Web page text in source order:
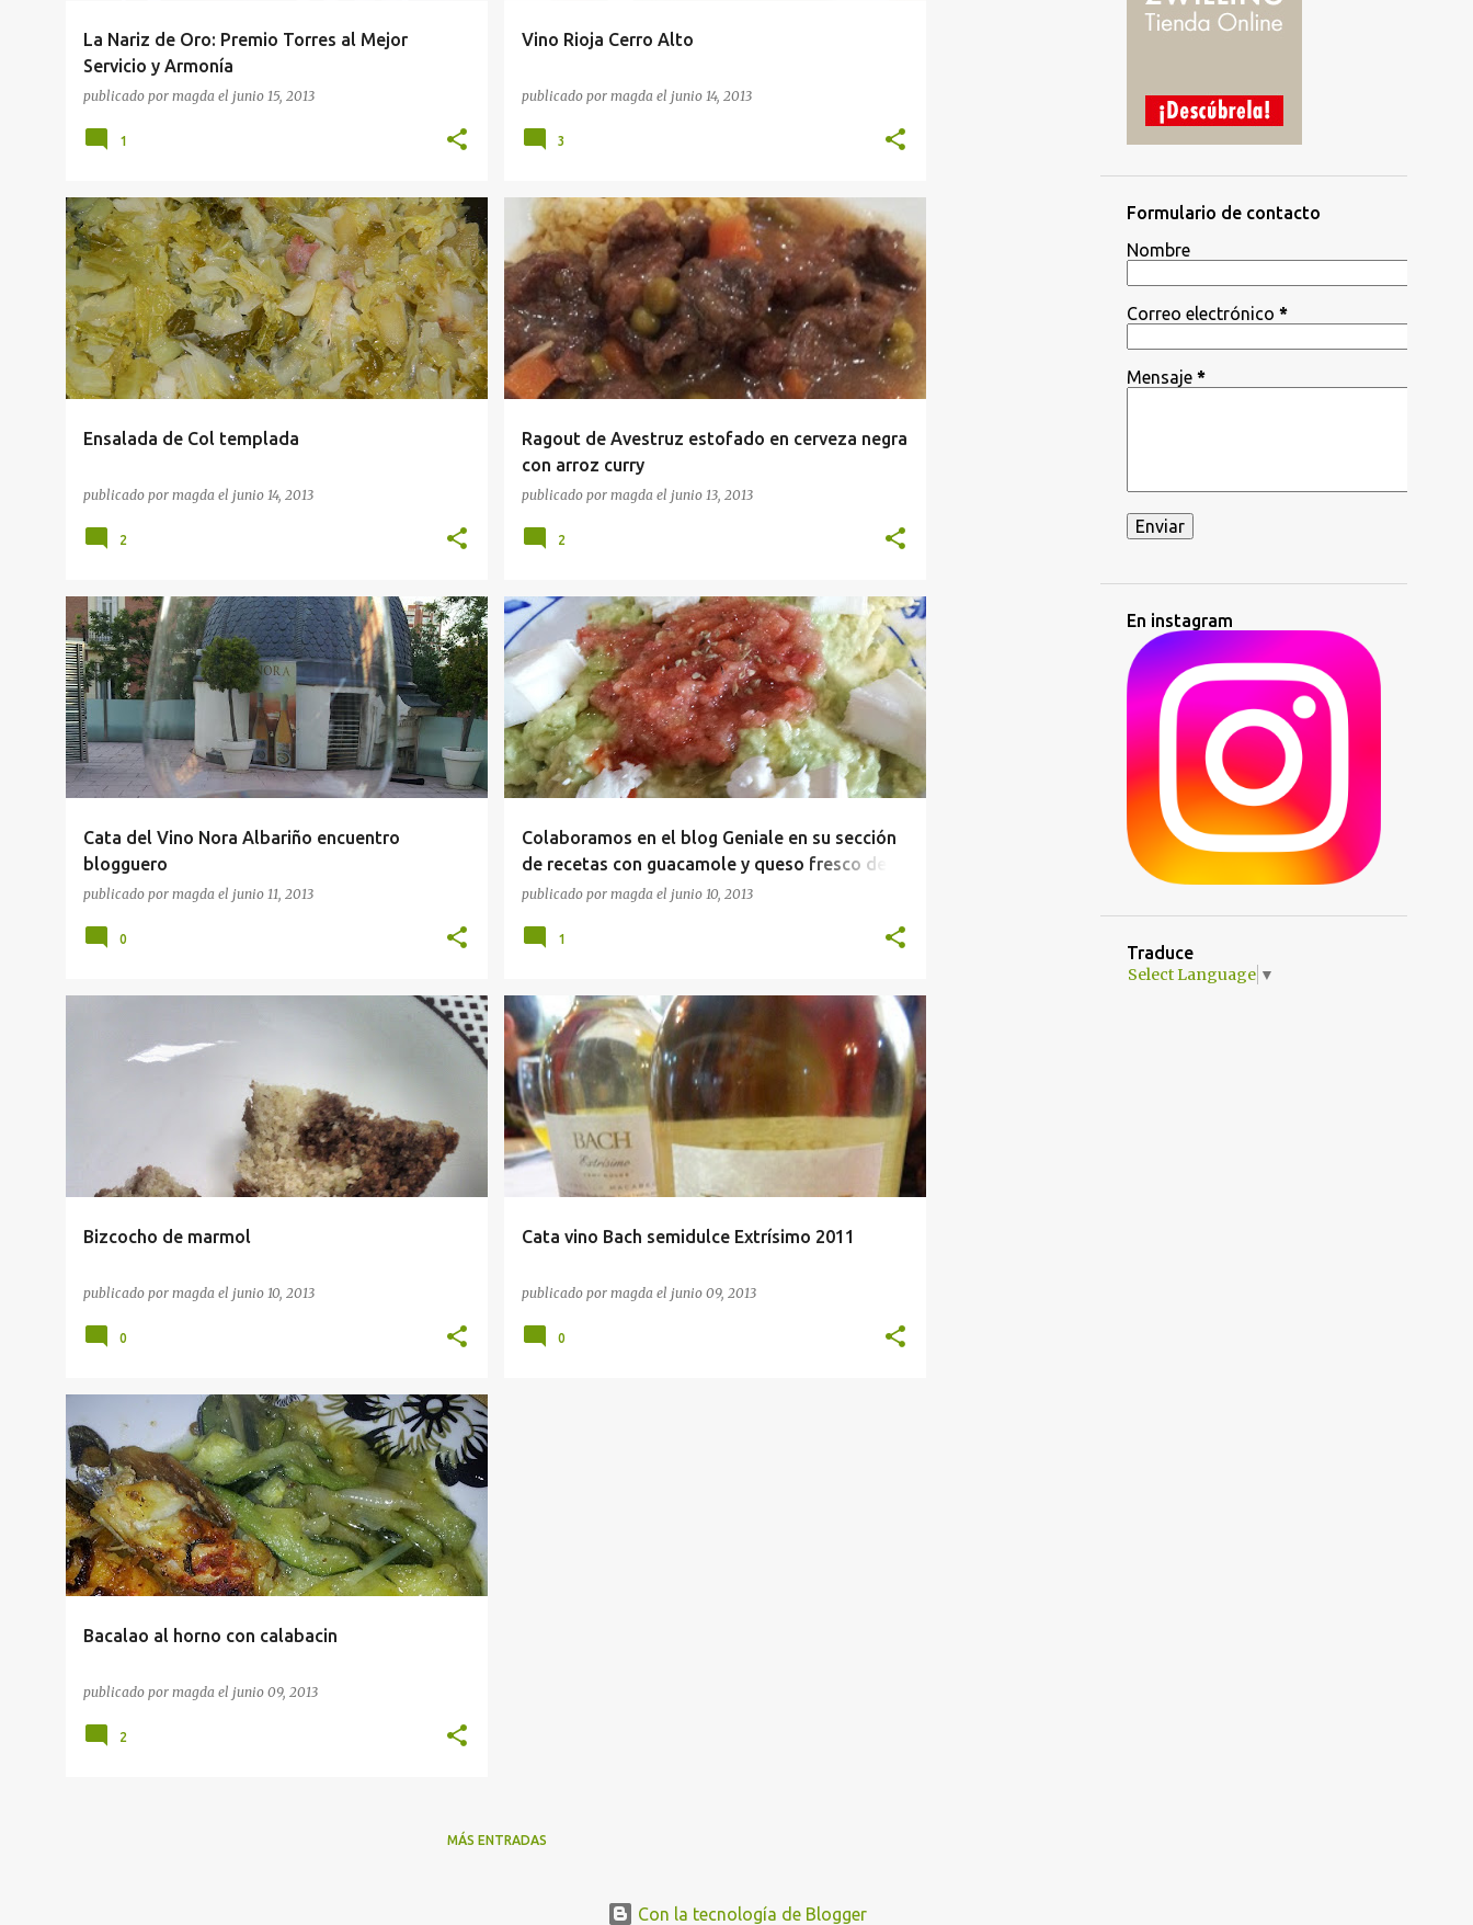
La Nariz de Oro: Premio Torres al Mejor
Servicio y Armonía
publicado por magda el junio 15, 2013
1
Vino Rioja Cerro Alto
publicado por magda el junio 14, 2013
3
Ensalada de Col templada
publicado por magda el junio 14, 2013
ENSALADAS PRIMER PLATO RECETAS
2
Ragout de Avestruz estofado en cerveza negra
con arroz curry
publicado por magda el junio 13, 2013
PRIMER PLATO RECETAS
2
Cata del Vino Nora Albariño encuentro
blogguero
publicado por magda el junio 11, 2013
CATA DE VINOS VINOS DE GALICIA
0
Colaboramos en el blog Geniale en su sección
de recetas con guacamole y queso fresco de
cabra
publicado por magda el junio 10, 2013
APERITIVOS QUESOS
1
Bizcocho de marmol
publicado por magda el junio 10, 2013
0
Cata vino Bach semidulce Extrísimo 2011
publicado por magda el junio 09, 2013
CATA DE VINOS VINOS CATALUNYA
0
Bacalao al horno con calabacin
publicado por magda el junio 09, 2013
RECETAS SEGUNDO PLATO
2
MÁS ENTRADAS
Formulario de contacto
Nombre
Correo electrónico *
Mensaje *
En instagram
Traduce
Select Language ▼
Con la tecnología de Blogger